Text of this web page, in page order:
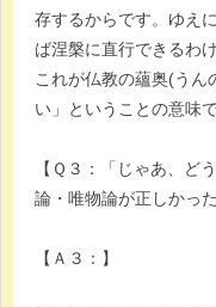
存するからです。ゆえ
ば涅槃に直行できるわけ
これが仏教の蘊奥(うん
い」ということの意味で
【Ｑ３：「じゃあ、ど
論・唯物論が正しかっ
【Ａ３：】